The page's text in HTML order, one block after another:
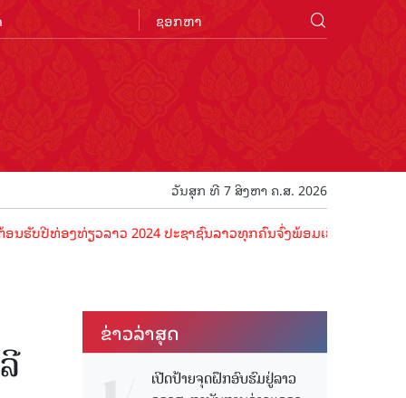
ວັນສຸກ ທີ 7 ສິງຫາ ຄ.ສ. 2026
ທ່ອງທ່ຽວລາວ 2024 ປະຊາຊົນລາວທຸກຄົນຈົ່ງພ້ອມເປັນເຈົ້າພາບທີ່ດີ ຕ້ອ
ຂ່າວ​ລ່າ​ສຸດ
ເປີດປ້າຍຈຸດຝຶກອົບຮົມຢູ່ລາວ